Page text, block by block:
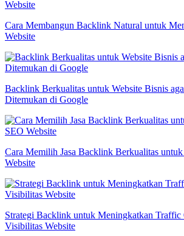
Cara Membangun Backlink Natural untuk
Website
Backlink Berkualitas untuk Website Bisnis
Ditemukan di Google
Cara Memilih Jasa Backlink Berkualitas
Website
Strategi Backlink untuk Meningkatkan Traffic
Visibilitas Website